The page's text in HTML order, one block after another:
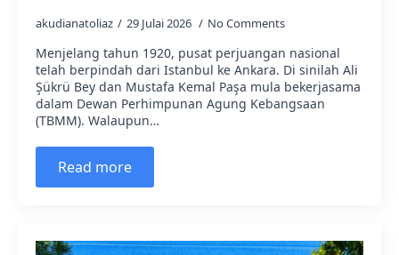
akudianatoliaz 29 Julai 2026 No Comments
Menjelang tahun 1920, pusat perjuangan nasional
telah berpindah dari Istanbul ke Ankara. Di sinilah Ali
Şükrü Bey dan Mustafa Kemal Paşa mula bekerjasama
dalam Dewan Perhimpunan Agung Kebangsaan
(TBMM). Walaupun…
Read more